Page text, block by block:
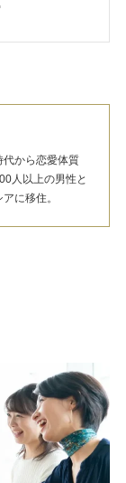
代から恋愛体質
人以上の男性と
に移住。